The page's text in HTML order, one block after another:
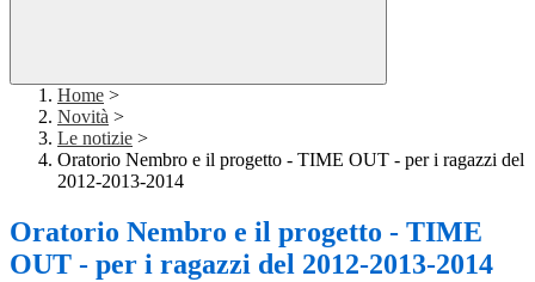
Home >
Novità >
Le notizie >
Oratorio Nembro e il progetto - TIME OUT - per i ragazzi del
2012-2013-2014
Oratorio Nembro e il progetto - TIME
OUT - per i ragazzi del 2012-2013-2014